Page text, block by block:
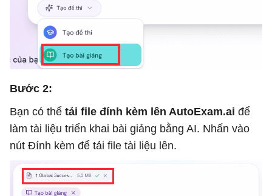
Bước 2:
Bạn có thể tải file đính kèm lên AutoExam.ai để
làm tài liệu triển khai bài giảng bằng AI. Nhấn vào
nút Đính kèm để tải file tài liệu lên.